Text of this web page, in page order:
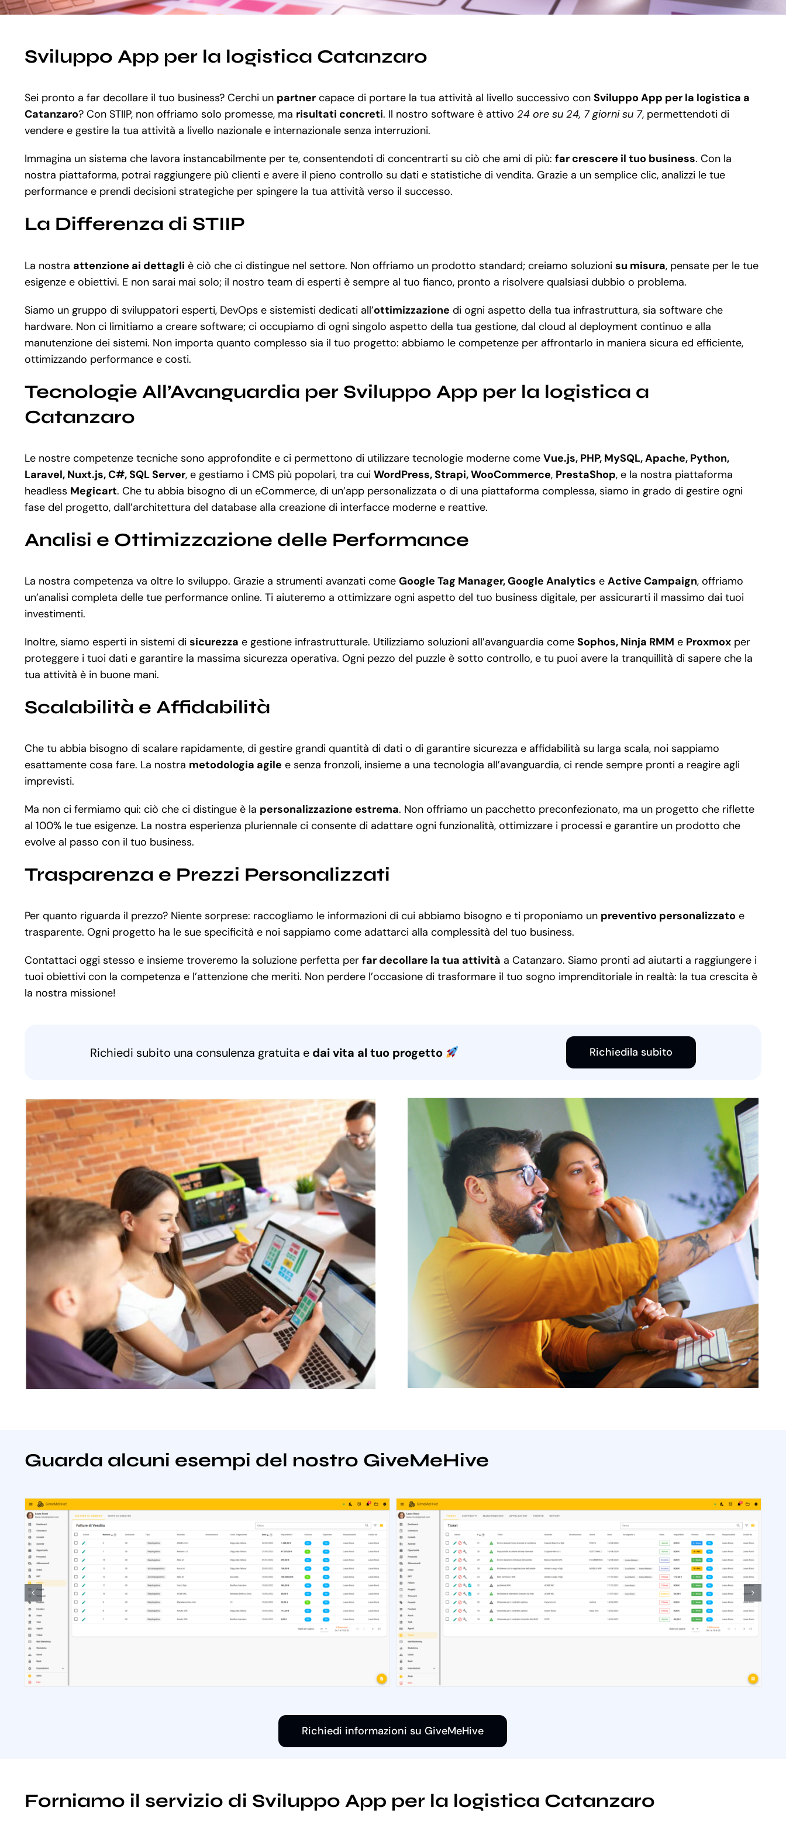
Sviluppo App per la logistica Catanzaro
Sei pronto a far decollare il tuo business? Cerchi un partnercapace di portare la tua attività al livello successivo con Sviluppo App per la logistica a
Catanzaro? Con STIIP, non offriamo solo promesse, ma risultati concreti. Il nostro software è attivo 24 ore su 24, 7 giorni su 7, permettendoti di
vendere e gestire la tua attività a livello nazionale e internazionale senza interruzioni.
Immagina un sistema che lavora instancabilmente per te, consentendoti di concentrarti su ciò che ami di più: far crescere il tuo business. Con la
nostra piattaforma, potrai raggiungere più clienti e avere il pieno controllo su dati e statistiche di vendita. Grazie a un semplice clic, analizzi le tue
performance e prendi decisioni strategiche per spingere la tua attività verso il successo.
La Differenza di STIIP
La nostra attenzione ai dettagli è ciò che ci distingue nel settore. Non offriamo un prodotto standard; creiamo soluzioni su misura, pensate per le tue
esigenze e obiettivi. E non sarai mai solo; il nostro team di esperti è sempre al tuo fianco, pronto a risolvere qualsiasi dubbio o problema.
Siamo un gruppo di sviluppatori esperti, DevOps e sistemisti dedicati all’ottimizzazione di ogni aspetto della tua infrastruttura, sia software che
hardware. Non ci limitiamo a creare software; ci occupiamo di ogni singolo aspetto della tua gestione, dal cloud al deployment continuo e alla
manutenzione dei sistemi. Non importa quanto complesso sia il tuo progetto: abbiamo le competenze per affrontarlo in maniera sicura ed efficiente,
ottimizzando performance e costi.
Tecnologie All’Avanguardia per Sviluppo App per la logistica a
Catanzaro
Le nostre competenze tecniche sono approfondite e ci permettono di utilizzare tecnologie moderne come Vue.js, PHP, MySQL, Apache, Python,
Laravel, Nuxt.js, C#, SQL Server, e gestiamo i CMS più popolari, tra cui WordPress, Strapi, WooCommerce, PrestaShop, e la nostra piattaforma
headless Megicart. Che tu abbia bisogno di un eCommerce, di un’app personalizzata o di una piattaforma complessa, siamo in grado di gestire ogni
fase del progetto, dall’architettura del database alla creazione di interfacce moderne e reattive.
Analisi e Ottimizzazione delle Performance
La nostra competenza va oltre lo sviluppo. Grazie a strumenti avanzati come Google Tag Manager, Google Analytics e Active Campaign, offriamo
un’analisi completa delle tue performance online. Ti aiuteremo a ottimizzare ogni aspetto del tuo business digitale, per assicurarti il massimo dai tuoi
investimenti.
Inoltre, siamo esperti in sistemi di sicurezza e gestione infrastrutturale. Utilizziamo soluzioni all’avanguardia come Sophos, Ninja RMM e Proxmoxper
proteggere i tuoi dati e garantire la massima sicurezza operativa. Ogni pezzo del puzzle è sotto controllo, e tu puoi avere la tranquillità di sapere che la
tua attività è in buone mani.
Scalabilità e Affidabilità
Che tu abbia bisogno di scalare rapidamente, di gestire grandi quantità di dati o di garantire sicurezza e affidabilità su larga scala, noi sappiamo
esattamente cosa fare. La nostra metodologia agile e senza fronzoli, insieme a una tecnologia all’avanguardia, ci rende sempre pronti a reagire agli
imprevisti.
Ma non ci fermiamo qui: ciò che ci distingue è la personalizzazione estrema. Non offriamo un pacchetto preconfezionato, ma un progetto che riflette
al 100% le tue esigenze. La nostra esperienza pluriennale ci consente di adattare ogni funzionalità, ottimizzare i processi e garantire un prodotto che
evolve al passo con il tuo business.
Trasparenza e Prezzi Personalizzati
Per quanto riguarda il prezzo? Niente sorprese: raccogliamo le informazioni di cui abbiamo bisogno e ti proponiamo un preventivo personalizzato e
trasparente. Ogni progetto ha le sue specificità e noi sappiamo come adattarci alla complessità del tuo business.
Contattaci oggi stesso e insieme troveremo la soluzione perfetta per far decollare la tua attività a Catanzaro. Siamo pronti ad aiutarti a raggiungere i
tuoi obiettivi con la competenza e l’attenzione che meriti. Non perdere l’occasione di trasformare il tuo sogno imprenditoriale in realtà: la tua crescita è
la nostra missione!
Richiedi subito una consulenza gratuita e dai vita al tuo progetto Richiedila subito
Guarda alcuni esempi del nostro GiveMeHive
Richiedi informazioni su GiveMeHive
Forniamo il servizio di Sviluppo App per la logistica Catanzaro